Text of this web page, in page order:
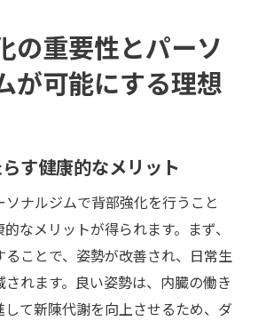
の重要性とパーソ
が可能にする理想
す健康的なメリット
ナルジムで背部強化を行うこと
なメリットが得られます。まず、
ことで、姿勢が改善され、日常生
れます。良い姿勢は、内臓の働き
して新陳代謝を向上させるため、ダ